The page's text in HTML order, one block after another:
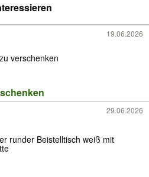
19.06.2026
verschenken
29.06.2026
runder Beistelltisch weiß mit